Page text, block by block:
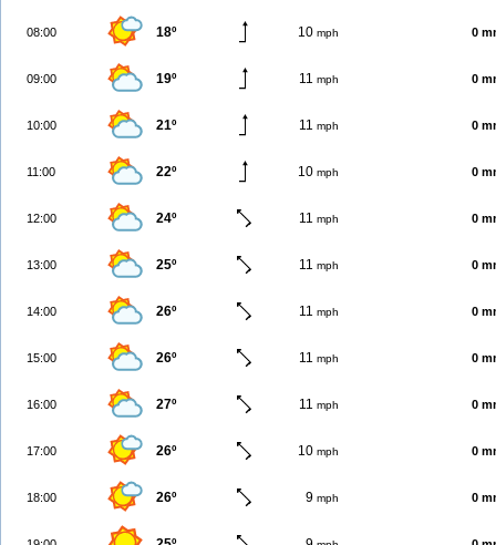
08:00 18º 10 mph 0
09:00 19º 11 mph 0
10:00 21º 11 mph 0
11:00 22º 10 mph 0
12:00 24º 11 mph 0
13:00 25º 11 mph 0
14:00 26º 11 mph 0
15:00 26º 11 mph 0
16:00 27º 11 mph 0
17:00 26º 10 mph 0
18:00 26º 9 mph 0